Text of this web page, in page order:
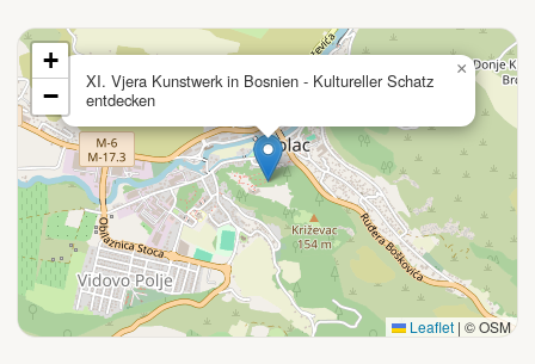
XI. Vjera Kunstwerk in Bosnien - Kultureller Schatz
entdecken
×
+
−
Leaflet | © OSM